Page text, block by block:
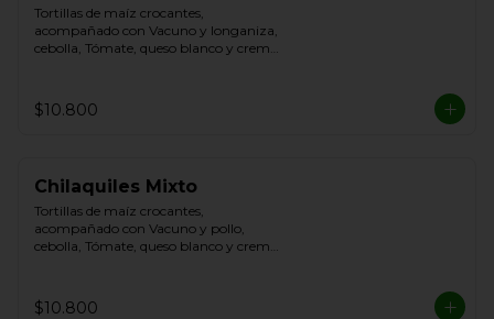
Tortillas de maíz crocantes,
acompañado con Vacuno y longaniza,
cebolla, Tómate, queso blanco y crema
$10.800
Chilaquiles Mixto
Tortillas de maíz crocantes,
acompañado con Vacuno y pollo,
cebolla, Tómate, queso blanco y crema
$10.800